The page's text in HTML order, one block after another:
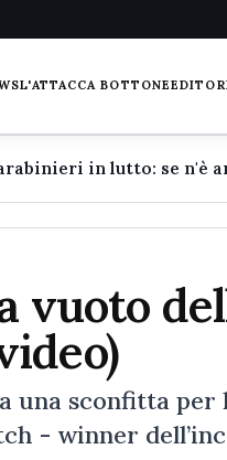
L'ATTACCA BOTTONE
vuoto
una sconfitta per
- winner